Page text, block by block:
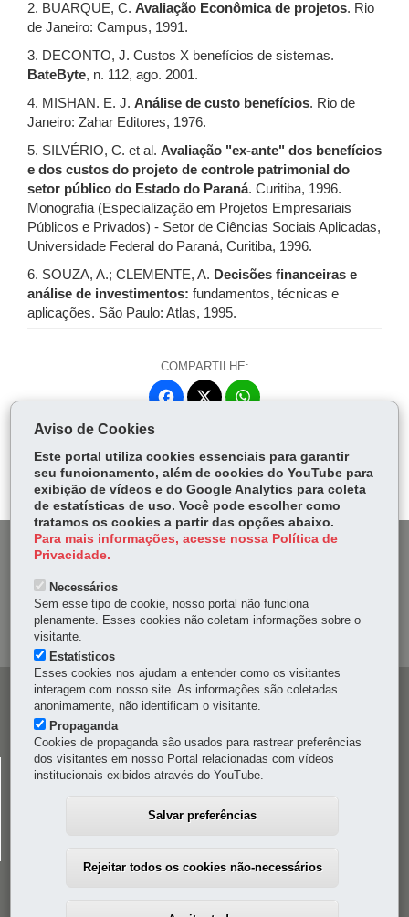
2. BUARQUE, C. Avaliação Econômica de projetos. Rio
de Janeiro: Campus, 1991.
3. DECONTO, J. Custos X benefícios de sistemas.
BateByte, n. 112, ago. 2001.
4. MISHAN. E. J. Análise de custo benefícios. Rio de
Janeiro: Zahar Editores, 1976.
5. SILVÉRIO, C. et al. Avaliação "ex-ante" dos benefícios
e dos custos do projeto de controle patrimonial do
setor público do Estado do Paraná. Curitiba, 1996.
Monografia (Especialização em Projetos Empresariais
Públicos e Privados) - Setor de Ciências Sociais Aplicadas,
Universidade Federal do Paraná, Curitiba, 1996.
6. SOUZA, A.; CLEMENTE, A. Decisões financeiras e
análise de investimentos: fundamentos, técnicas e
aplicações. São Paulo: Atlas, 1995.
COMPARTILHE:
Fa
ok
itt
er
W
Ap
p
DENUNCIE CORRUPÇÃO
OUVIDORIA
Navegação
principal
CELEPAR
Rua Mateus Leme, 1561 - Bom Retiro-80520-174-Curitiba
MAPA
41 3200-5000
Aviso de Cookies
Este portal utiliza cookies essenciais para garantir
seu funcionamento, além de cookies do YouTube para
exibição de vídeos e do Google Analytics para coleta
de estatísticas de uso. Você pode escolher como
tratamos os cookies a partir das opções abaixo.
Para mais informações, acesse nossa Política de
Privacidade.
Necessários
Sem esse tipo de cookie, nosso portal não funciona
plenamente. Esses cookies não coletam informações sobre o
visitante.
Estatísticos
Esses cookies nos ajudam a entender como os visitantes
interagem com nosso site. As informações são coletadas
anonimamente, não identificam o visitante.
Propaganda
Cookies de propaganda são usados para rastrear preferências
dos visitantes em nosso Portal relacionadas com vídeos
institucionais exibidos através do YouTube.
Salvar preferências
Rejeitar todos os cookies não-necessários